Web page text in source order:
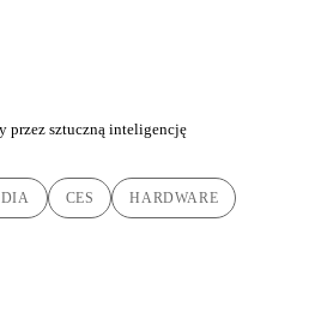
przez sztuczną inteligencję
CES HARDWARE